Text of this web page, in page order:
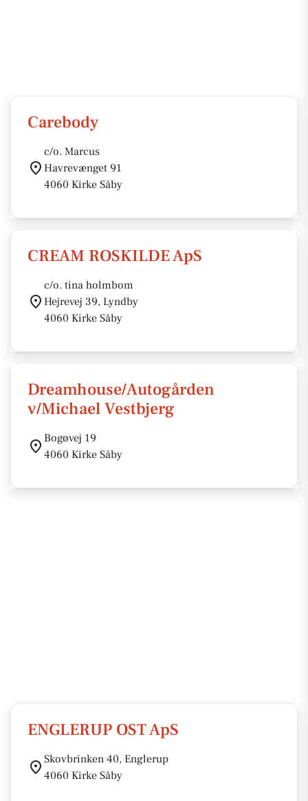
Carebody
c/o. Marcus
Havrevænget 91
4060 Kirke Såby
CREAM ROSKILDE ApS
c/o. tina holmbom
Hejrevej 39, Lyndby
4060 Kirke Såby
Dreamhouse/Autogården
v/Michael Vestbjerg
Bogøvej 19
4060 Kirke Såby
ENGLERUP OST ApS
Skovbrinken 40, Englerup
4060 Kirke Såby